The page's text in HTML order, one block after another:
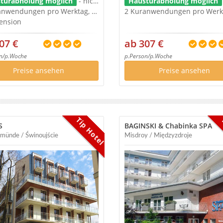
2 Kuranwendungen pro Werktag, Ärztliches Eingangsgespräch
€
p.Woche
Preise ansehen
ab 307 €
p.Person/p.Woche
Preise ansehen
Tip Hotel
/ Świnoujście
BAGINSKI & Chabinka SPA
Misdroy / Międzyzdroje